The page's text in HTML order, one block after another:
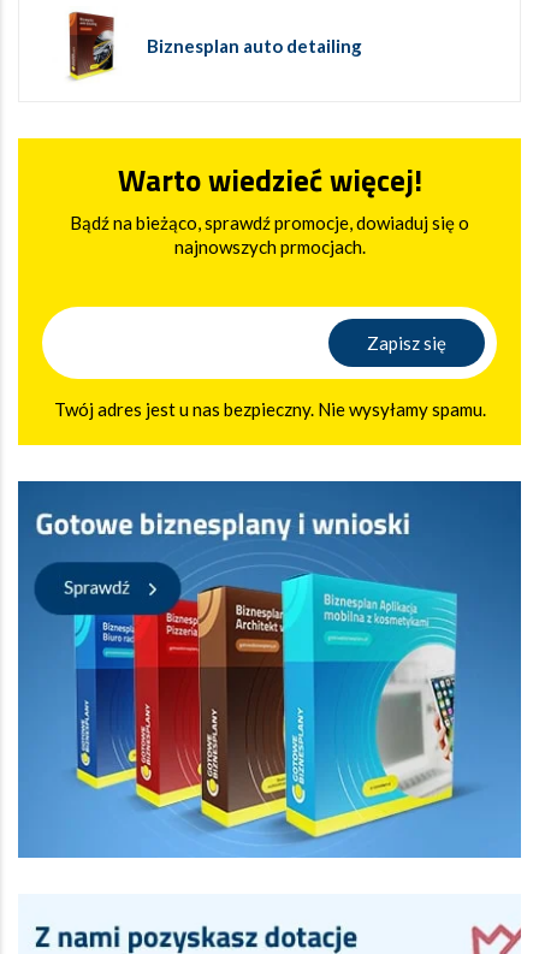
Biznesplan auto detailing
Warto wiedzieć więcej!
Bądź na bieżąco, sprawdź promocje, dowiaduj się o
najnowszych prmocjach.
Twój adres jest u nas bezpieczny. Nie wysyłamy spamu.